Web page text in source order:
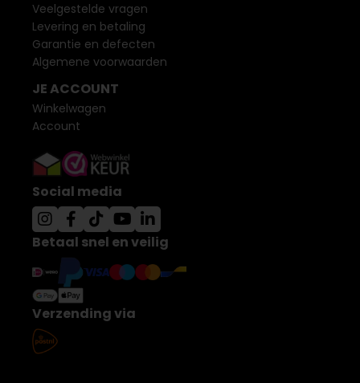
Veelgestelde vragen
Levering en betaling
Garantie en defecten
Algemene voorwaarden
JE ACCOUNT
Winkelwagen
Account
Social media
Betaal snel en veilig
Verzending via